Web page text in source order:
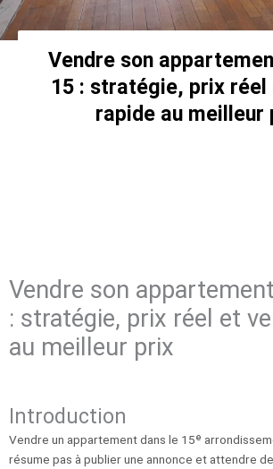
Vendre son
15 : stratégie, prix réel
rapide au meilleur
Vendre son
: stratégie, prix réel et
au meilleur prix
Introduction
Vendre un appartement dans le 15ᵉ
résume pas à publier une annonce et attendre